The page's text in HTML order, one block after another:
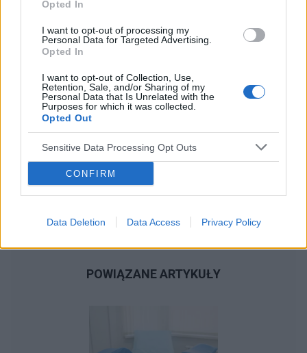
Opted In
I want to opt-out of processing my
Personal Data for Targeted Advertising.
Opted In
I want to opt-out of Collection, Use,
Retention, Sale, and/or Sharing of my
Personal Data that Is Unrelated with the
Purposes for which it was collected.
Opted Out
Sensitive Data Processing Opt Outs
CONFIRM
Data Deletion Data Access Privacy Policy
Reklama:
POWIĄZANE ARTYKUŁY